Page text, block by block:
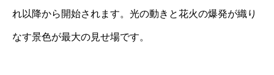
れ以降から開始されます。光の動きと花火の爆発が織り
なす景色が最大の見せ場です。